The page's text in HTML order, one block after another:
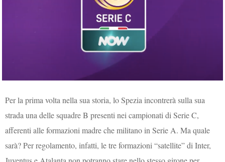
Per la prima volta nella sua storia, lo Spezia incontrerà sulla sua
strada una delle squadre B presenti nei campionati di Serie C,
afferenti alle formazioni madre che militano in Serie A. Ma quale
sarà? Per regolamento, infatti, le tre formazioni “satellite” di Inter,